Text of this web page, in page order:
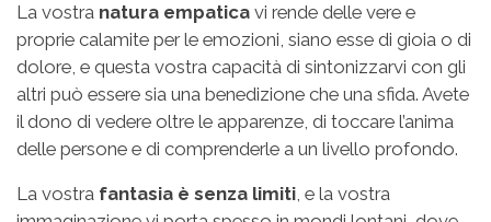
La vostra natura empatica vi rende delle vere e
proprie calamite per le emozioni, siano esse di gioia o di
dolore, e questa vostra capacità di sintonizzarvi con gli
altri può essere sia una benedizione che una sfida. Avete
il dono di vedere oltre le apparenze, di toccare l’anima
delle persone e di comprenderle a un livello profondo.
La vostra fantasia è senza limiti, e la vostra